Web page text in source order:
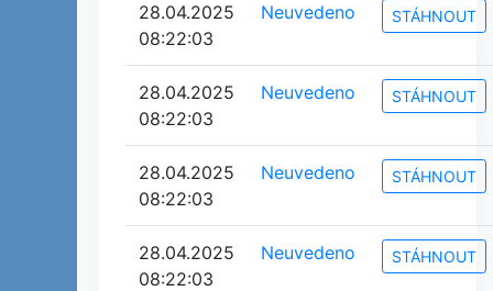
28.04.2025
08:22:03
Neuvedeno STÁHNOUT
28.04.2025
08:22:03
Neuvedeno STÁHNOUT
28.04.2025
08:22:03
Neuvedeno STÁHNOUT
28.04.2025
08:22:03
Neuvedeno STÁHNOUT